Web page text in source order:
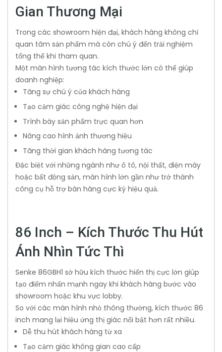
Gian Thương Mại
Trong các showroom hiện đại, khách hàng không chỉ
quan tâm sản phẩm mà còn chú ý đến trải nghiệm
tổng thể khi tham quan.
Một màn hình tương tác kích thước lớn có thể giúp
doanh nghiệp:
Tăng sự chú ý của khách hàng
Tạo cảm giác công nghệ hiện đại
Trình bày sản phẩm trực quan hơn
Nâng cao hình ảnh thương hiệu
Tăng thời gian khách hàng tương tác
Đặc biệt với những ngành như ô tô, nội thất, điện máy
hoặc bất động sản, màn hình lớn gần như trở thành
công cụ hỗ trợ bán hàng cực kỳ hiệu quả.
86 Inch – Kích Thước Thu Hút
Ánh Nhìn Tức Thì
Senke 86GBH1 sở hữu kích thước hiển thị cực lớn giúp
tạo điểm nhấn mạnh ngay khi khách hàng bước vào
showroom hoặc khu vực lobby.
So với các màn hình nhỏ thông thường, kích thước 86
inch mang lại hiệu ứng thị giác nổi bật hơn rất nhiều.
Dễ thu hút khách hàng từ xa
Tạo cảm giác không gian cao cấp